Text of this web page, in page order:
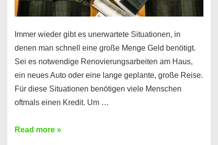
Immer wieder gibt es unerwartete Situationen, in
denen man schnell eine große Menge Geld benötigt.
Sei es notwendige Renovierungsarbeiten am Haus,
ein neues Auto oder eine lange geplante, große Reise.
Für diese Situationen benötigen viele Menschen
oftmals einen Kredit. Um …
Brauchen
Read more »